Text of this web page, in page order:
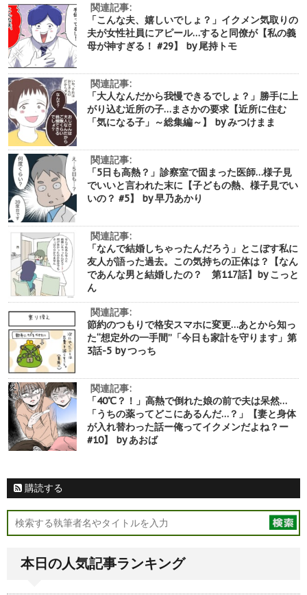
関連記事:
「こんな夫、嬉しいでしょ？」イクメン気取りの
夫が女性社員にアピール…すると同僚が【私の義
母が神すぎる！ #29】 by 尾持トモ
関連記事:
「大人なんだから我慢できるでしょ？」勝手に上
がり込む近所の子…まさかの要求【近所に住む
「気になる子」～総集編～】 by みつけまま
関連記事:
「5日も高熱？」診察室で固まった医師…様子見
でいいと言われた末に【子どもの熱、様子見でい
いの？ #5】 by 早乃あかり
関連記事:
「なんで結婚しちゃったんだろう」とこぼす私に
友人が語った過去。この気持ちの正体は？【なん
であんな男と結婚したの？ 第117話】by こっと
ん
関連記事:
節約のつもりで格安スマホに変更…あとから知っ
た“想定外の一手間”「今日も家計を守ります」第
3話-5 by つっち
関連記事:
「40℃？！」高熱で倒れた娘の前で夫は呆然…
「うちの薬ってどこにあるんだ…？」【妻と身体
が入れ替わった話ー俺ってイクメンだよね？ー
#10】 by あおば
購読する
本日の人気記事ランキング